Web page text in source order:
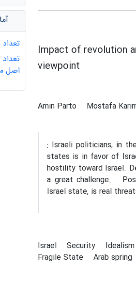
Impact of revolution
viewpoint
Amin Parto
Mostafa
: Israeli politicians, in
states is in favor of
hostility toward Israel.
a great challenge.
Israel state, is real
Israel Security Idealism
Fragile State
Arab spring
اصل